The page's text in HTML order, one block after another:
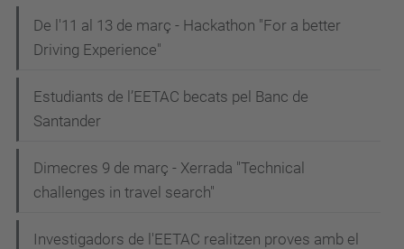
De l'11 al 13 de març - Hackathon "For a better
Driving Experience"
Estudiants de l’EETAC becats pel Banc de
Santander
Dimecres 9 de març - Xerrada "Technical
challenges in travel search"
Investigadors de l'EETAC realitzen proves amb el